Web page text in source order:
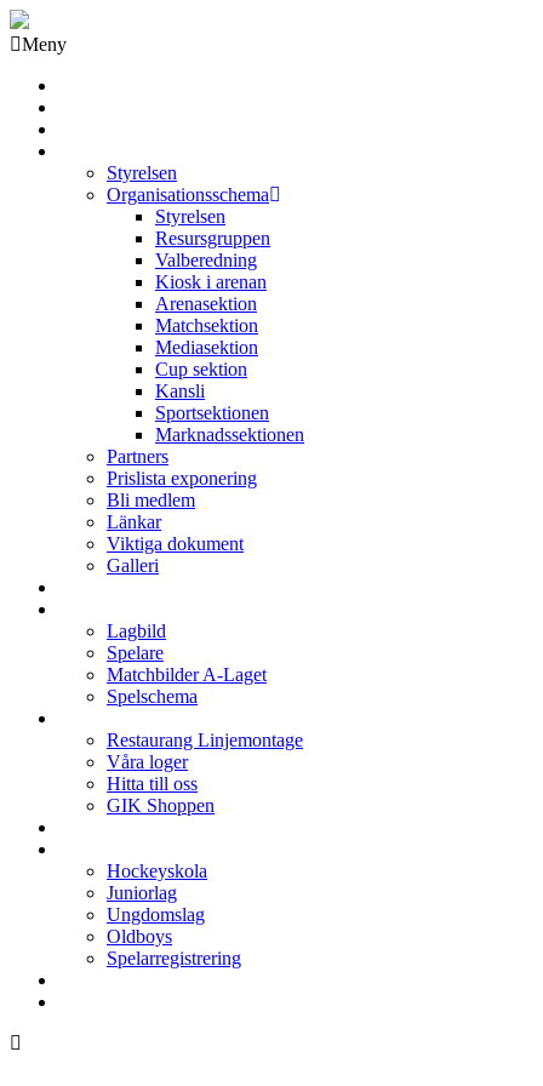
Meny
Styrelsen
Organisationsschema
Styrelsen
Resursgruppen
Valberedning
Kiosk i arenan
Arenasektion
Matchsektion
Mediasektion
Cup sektion
Kansli
Sportsektionen
Marknadssektionen
Partners
Prislista exponering
Bli medlem
Länkar
Viktiga dokument
Galleri
Lagbild
Spelare
Matchbilder A-Laget
Spelschema
Restaurang Linjemontage
Våra loger
Hitta till oss
GIK Shoppen
Hockeyskola
Juniorlag
Ungdomslag
Oldboys
Spelarregistrering